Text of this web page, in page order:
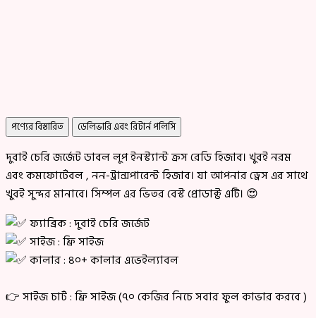
পণ্যের বিস্তারিত ডেলিভারি এবং রিটার্ন পলিসি
দুবাই চেরি জর্জেট ডাবল লুপ ইনস্ট্যান্ট ক্রস রেডি হিজাব। খুবই নরম
এবং কমফোর্টেবল , নন-ট্রান্সপারেন্ট হিজাব। যা আপনার ড্রেস এর সাথে
খুবই সুন্দর মানাবে। সিম্পল এর ভিতর বেস্ট প্রোডাক্ট এটি। 😍
ফ্যাব্রিক : দুবাই চেরি জর্জেট
সাইজ : ফ্রি সাইজ
কালার : ৪০+ কালার এভেইল্যাবল
👉 সাইজ চার্ট : ফ্রি সাইজ (৭০ কেজির নিচে সবার ফুল কাভার করবে )